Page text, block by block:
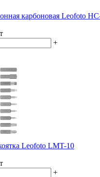
карбоновая Leofoto
+
Leofoto LMT-10
+